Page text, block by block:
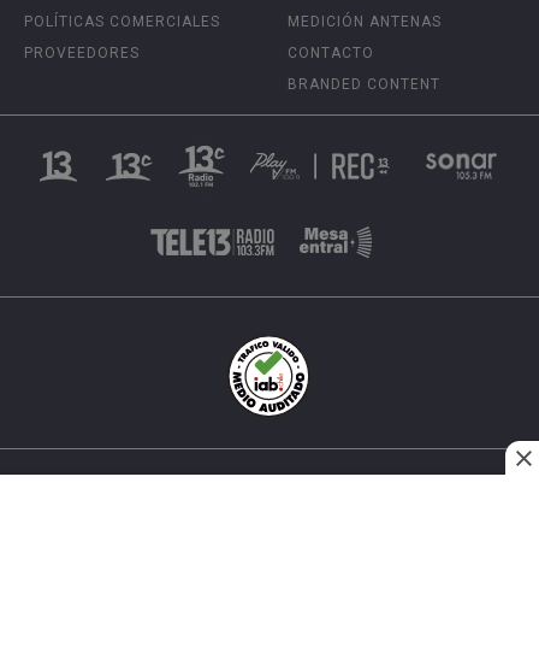
POLÍTICAS COMERCIALES
PROVEEDORES
MEDICIÓN ANTENAS
CONTACTO
BRANDED CONTENT